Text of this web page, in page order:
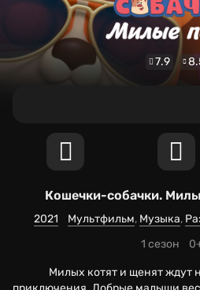
7.9
2021 Мультфильм Музыка
1 сезон
Кошечки-собачки.
Милых котят и щенят ждут